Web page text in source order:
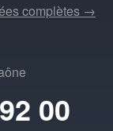
complètes →
00